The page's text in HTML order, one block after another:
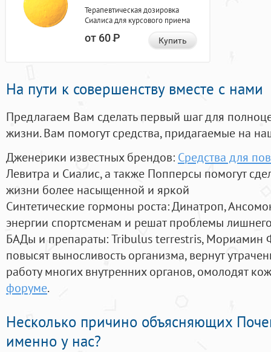
Терапевтическая дозировка
Сиалиса для курсового приема
от 60Р Купить
На пути к совершенству вместе с нами
Предлагаем Вам сделать первый шаг для
жизни. Вам помогут средства, придагаемые на
Дженерики известных брендов: Средства для
Левитра и Сиалис, а также Попперсы помогут
жизни более насыщенной и яркой
Синтетические гормоны роста: Динатроп,
энергии спортсменам и решат проблемы
БАДы и препараты:Tribulus terrestris, Мориамин
повысят выносливость организма, вернут
работу многих внутренних органов, омолодят
форуме.
Несколько причино объясняющих
именно у нас?